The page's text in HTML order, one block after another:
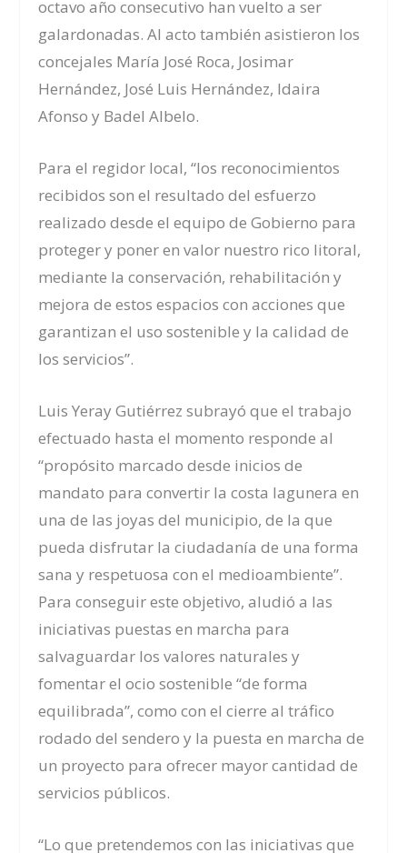
octavo año consecutivo han vuelto a ser
galardonadas. Al acto también asistieron los
concejales María José Roca, Josimar
Hernández, José Luis Hernández, Idaira
Afonso y Badel Albelo.
Para el regidor local, “los reconocimientos
recibidos son el resultado del esfuerzo
realizado desde el equipo de Gobierno para
proteger y poner en valor nuestro rico litoral,
mediante la conservación, rehabilitación y
mejora de estos espacios con acciones que
garantizan el uso sostenible y la calidad de
los servicios”.
Luis Yeray Gutiérrez subrayó que el trabajo
efectuado hasta el momento responde al
“propósito marcado desde inicios de
mandato para convertir la costa lagunera en
una de las joyas del municipio, de la que
pueda disfrutar la ciudadanía de una forma
sana y respetuosa con el medioambiente”.
Para conseguir este objetivo, aludió a las
iniciativas puestas en marcha para
salvaguardar los valores naturales y
fomentar el ocio sostenible “de forma
equilibrada”, como con el cierre al tráfico
rodado del sendero y la puesta en marcha de
un proyecto para ofrecer mayor cantidad de
servicios públicos.
“Lo que pretendemos con las iniciativas que